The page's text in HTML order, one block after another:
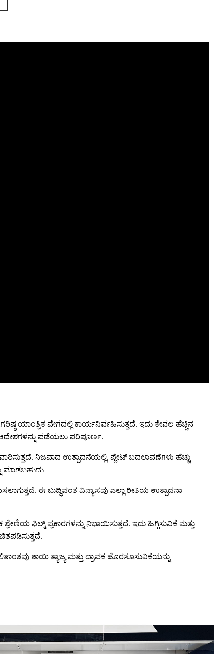
ಯಾಂತ್ರಿಕ ವೇಗದಲ್ಲಿ ಕಾರ್ಯನಿರ್ವಹಿಸುತ್ತದೆ. ಇದು ಕೇವಲ ಹೆಚ್ಚಿನ
ಪಡೆಯಲು ಪರಿಪೂರ್ಣ.
ನಿಜವಾದ ಉತ್ಪಾದನೆಯಲ್ಲಿ, ಪ್ಲೇಟ್ ಬದಲಾವಣೆಗಳು ಹೆಚ್ಚು
ಮಾಡಬಹುದು.
ಈ ಬುದ್ಧಿವಂತ ವಿನ್ಯಾಸವು ಎಲ್ಲಾ ರೀತಿಯ ಉತ್ಪಾದನಾ
ಫಿಲ್ಮ್ ಪ್ರಕಾರಗಳನ್ನು ನಿಭಾಯಿಸುತ್ತದೆ. ಇದು ಹಿಗ್ಗಿಸುವಿಕೆ ಮತ್ತು
ಶಾಯಿ ತ್ಯಾಜ್ಯ ಮತ್ತು ದ್ರಾವಕ ಹೊರಸೂಸುವಿಕೆಯನ್ನು